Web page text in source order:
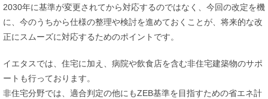
2030年に基準が変更されてから対応するのではなく、今回の改定を機
に、今のうちから仕様の整理や検討を進めておくことが、将来的な改
正にスムーズに対応するためのポイントです。
イエタスでは、住宅に加え、病院や飲食店を含む非住宅建築物のサポ
ートも行っております。
非住宅分野では、適合判定の他にもZEB基準を目指すための省エネ計